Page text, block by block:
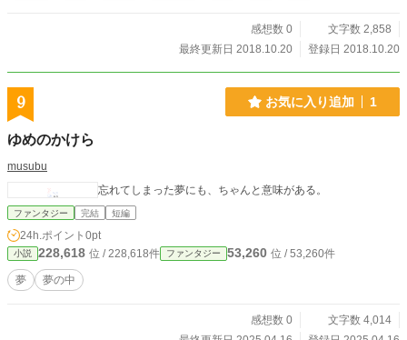
感想数 0
文字数 2,858
最終更新日 2018.10.20
登録日 2018.10.20
9 お気に入り追加 1
ゆめのかけら
musubu
忘れてしまった夢にも、ちゃんと意味がある。
ファンタジー 完結 短編
24h.ポイント 0pt
小説 228,618 位 / 228,618件 ファンタジー 53,260 位 / 53,260件
夢 夢の中
感想数 0
文字数 4,014